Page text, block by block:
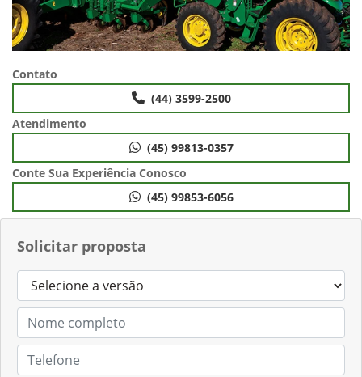
Solicitar proposta
Contato
(44) 3599-2500
Atendimento
(45) 99813-0357
Conte Sua Experiência Conosco
(45) 99853-6056